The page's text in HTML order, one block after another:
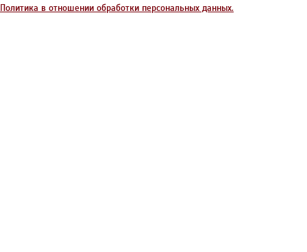
Политика в отношении обработки персональных данных.